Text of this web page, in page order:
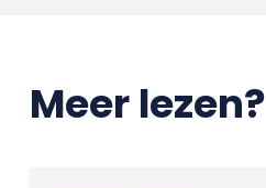
Meer lezen?